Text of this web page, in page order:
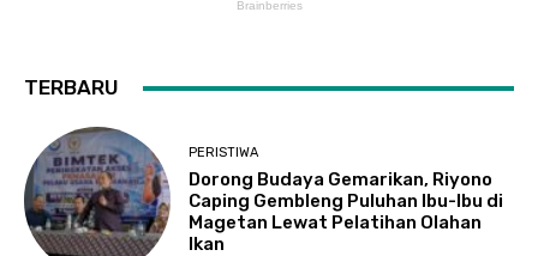
TERBARU
PERISTIWA
Dorong Budaya Gemarikan, Riyono
Caping Gembleng Puluhan Ibu-Ibu di
Magetan Lewat Pelatihan Olahan
Ikan